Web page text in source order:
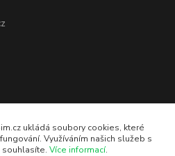
ukládá soubory cookies, které
Využíváním našich služeb s
souhlasíte. Více informací.